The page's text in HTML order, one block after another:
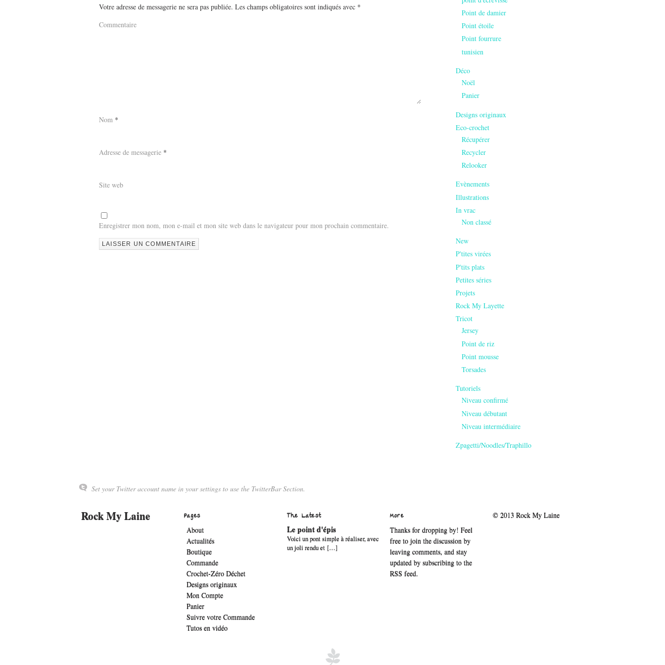
Votre adresse de messagerie ne sera pas publiée. Les champs obligatoires sont indiqués avec *
Commentaire
Nom *
Adresse de messagerie *
Site web
Enregistrer mon nom, mon e-mail et mon site web dans le navigateur pour mon prochain commentaire.
Point de damier
Point étoile
Point fourrure
tunisien
Déco
Noël
Panier
Designs originaux
Eco-crochet
Récupérer
Recycler
Relooker
Evènements
Illustrations
In vrac
Non classé
New
P'tites virées
P'tits plats
Petites séries
Projets
Rock My Layette
Tricot
Jersey
Point de riz
Point mousse
Torsades
Tutoriels
Niveau confirmé
Niveau débutant
Niveau intermédiaire
Zpagetti/Noodles/Traphillo
Set your Twitter account name in your settings to use the TwitterBar Section.
Rock My Laine Pages
About
Actualités
Boutique
Commande
Crochet-Zéro Déchet
Designs originaux
Mon Compte
Panier
Suivre votre Commande
Tutos en vidéo
The Latest
Le point d'épis
Voici un pont simple à réaliser, avec
un joli rendu et […]
More
Thanks for dropping by! Feel
free to join the discussion by
leaving comments, and stay
updated by subscribing to the
RSS feed.
© 2013 Rock My Laine